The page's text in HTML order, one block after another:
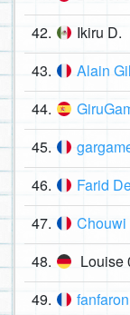
42. Ikiru D.
43. Alain
44.
45.
46. Farid
47. Chouwi
48. Louise
49. fanfaron